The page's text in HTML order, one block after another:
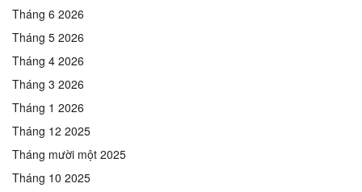
Tháng 6 2026
Tháng 5 2026
Tháng 4 2026
Tháng 3 2026
Tháng 1 2026
Tháng 12 2025
Tháng mười một 2025
Tháng 10 2025